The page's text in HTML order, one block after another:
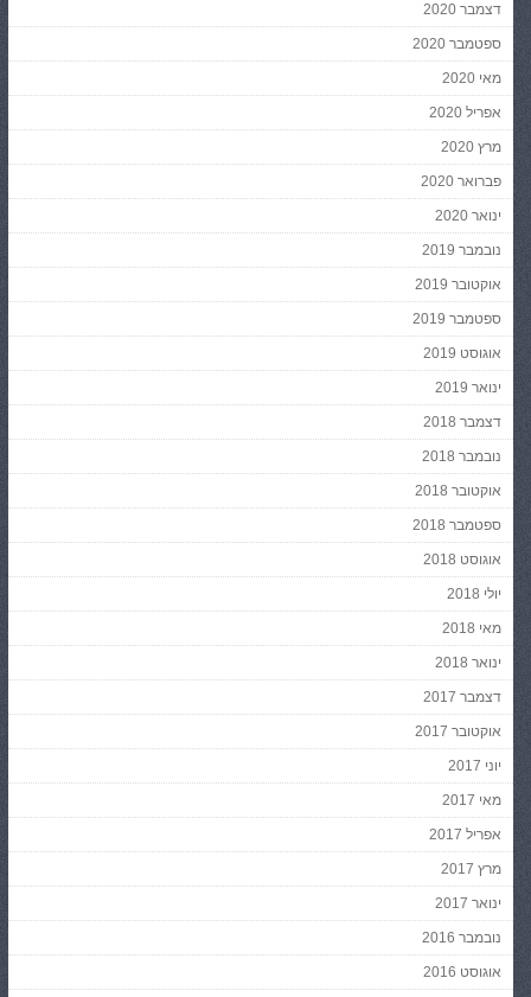
דצמבר 2020
ספטמבר 2020
מאי 2020
אפריל 2020
מרץ 2020
פברואר 2020
ינואר 2020
נובמבר 2019
אוקטובר 2019
ספטמבר 2019
אוגוסט 2019
ינואר 2019
דצמבר 2018
נובמבר 2018
אוקטובר 2018
ספטמבר 2018
אוגוסט 2018
יולי 2018
מאי 2018
ינואר 2018
דצמבר 2017
אוקטובר 2017
יוני 2017
מאי 2017
אפריל 2017
מרץ 2017
ינואר 2017
נובמבר 2016
אוגוסט 2016